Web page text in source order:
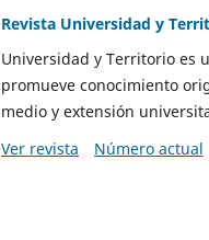
Revista Universidad y
Universidad y Territorio es
promueve conocimiento
medio y extensión
Ver revista
Número actual